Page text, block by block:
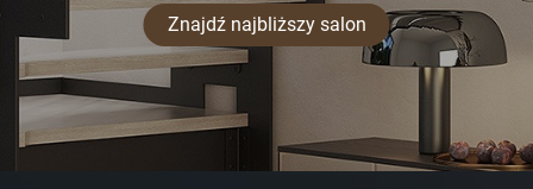
Znajdź najbliższy salon